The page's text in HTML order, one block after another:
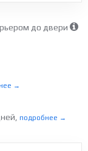
до двери
→
подробнее →